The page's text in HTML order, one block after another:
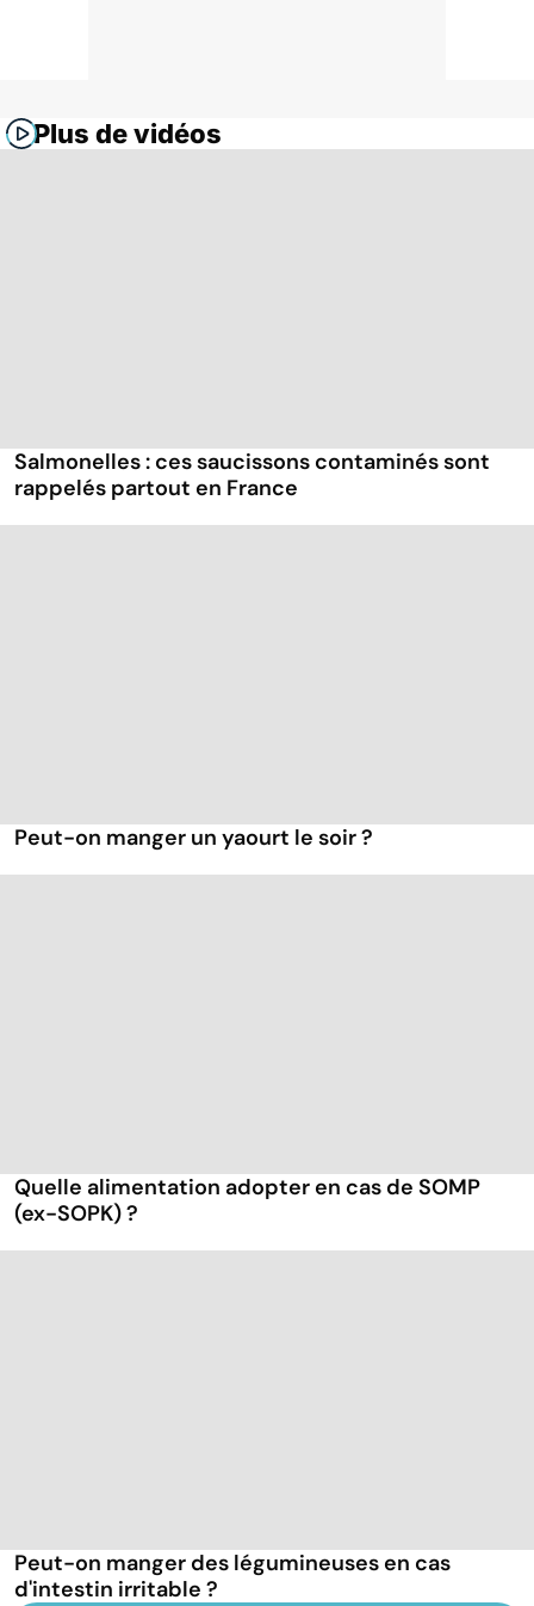
Plus de vidéos
Salmonelles : ces saucissons contaminés sont
rappelés partout en France
Peut-on manger un yaourt le soir ?
Quelle alimentation adopter en cas de SOMP
(ex-SOPK) ?
Peut-on manger des légumineuses en cas
d'intestin irritable ?